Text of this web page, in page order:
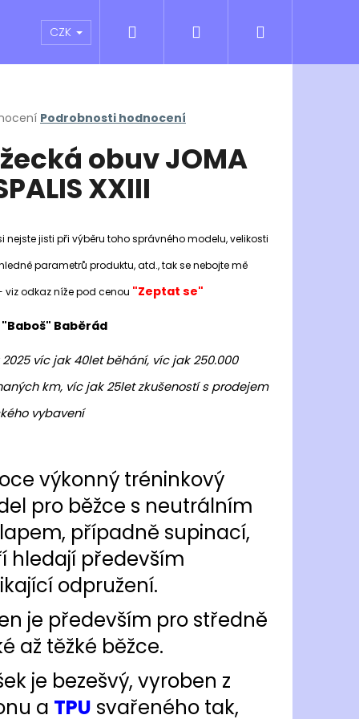
sporty Outlet Obchodní podmínky
CZK Přihlášení
Podrobnosti hodnocení
obuv JOMA
XXIII
nejste jisti při výběru toho správného modelu, velikosti
parametrů produktu, atd., tak se nebojte mě
viz odkaz níže pod cenou "Zeptat se"
"Baboš" Baběrád
2025 víc jak 40let běhání, víc jak 250.000
km, víc jak 25let zkušeností s prodejem
vybavení
výkonný tréninkový
pro běžce s neutrálním
případně supinací,
hledají především
odpružení.
je především pro středně
až těžké běžce.
je bezešvý, vyroben z
a TPU svařeného tak,
RONHILL MOMENTUM